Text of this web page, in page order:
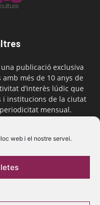
web i el nostre servei.
publicació exclusiva
més de 10 anys de
d’interès lúdic que
institucions de la ciutat
mensual.